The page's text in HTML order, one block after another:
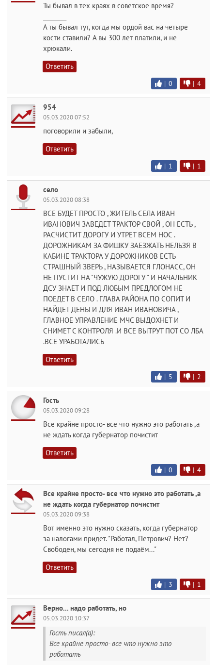
Ты бывал в тех краях в советское время?
А ты бывал тут, когда мы ордой вас на четыре
кости ставили? А вы 300 лет платили, и не
хрюкали.
Ответить
| 0 | 4
954
05.03.2020 07:52
поговорили и забыли,
Ответить
| 1 | 1
село
05.03.2020 08:38
ВСЕ БУДЕТ ПРОСТО , ЖИТЕЛЬ СЕЛА ИВАН
ИВАНОВИЧ ЗАВЕДЕТ ТРАКТОР СВОЙ , ОН ЕСТЬ ,
РАСЧИСТИТ ДОРОГУ И УТРЕТ ВСЕМ НОС .
ДОРОЖНИКАМ ЗА ФИШКУ ЗАЕЗЖАТЬ НЕЛЬЗЯ В
КАБИНЕ ТРАКТОРА У ДОРОЖНИКОВ ЕСТЬ
СТРАШНЫЙ ЗВЕРЬ , НАЗЫВАЕТСЯ ГЛОНАСС, ОН
НЕ ПУСТИТ НА "ЧУЖУЮ ДОРОГУ " И НАЧАЛЬНИК
ДСУ ЗНАЕТ И ПОД ЛЮБЫМ ПРЕДЛОГОМ НЕ
ПОЕДЕТ В СЕЛО . ГЛАВА РАЙОНА ПО СОПИТ И
НАЙДЕТ ДЕНЬГИ ДЛЯ ИВАН ИВАНОВИЧА ,
ГЛАВНОЕ УПРАВЛЕНИЕ МЧС ВЫДОХНЕТ И
СНИМЕТ С КОНТРОЛЯ .И ВСЕ ВЫТРУТ ПОТ СО ЛБА
.ВСЕ УРАБОТАЛИСЬ
Ответить
| 5 | 2
Гость
05.03.2020 09:28
Все крайне просто- все что нужно это работать ,а
не ждать когда губернатор почистит
Ответить
| 0 | 4
Все крайне просто- все что нужно это работать ,а
не ждать когда губернатор почистит
05.03.2020 09:38
Вот именно это нужно сказать, когда губернатор
за налогами придет. "Работал, Петрович? Нет?
Свободен, мы сегодня не подаём..."
Ответить
| 3 | 1
Верно... надо работать, но
05.03.2020 10:37
Гость писал(а):
Все крайне просто- все что нужно это
работать